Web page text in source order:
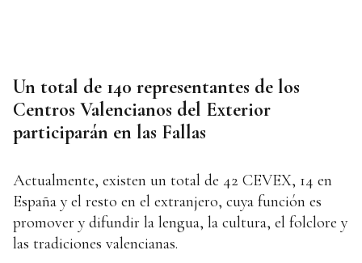
Un total de 140 representantes de los
Centros Valencianos del Exterior
participarán en las Fallas
Actualmente, existen un total de 42 CEVEX, 14 en
España y el resto en el extranjero, cuya función es
promover y difundir la lengua, la cultura, el folclore y
las tradiciones valencianas.